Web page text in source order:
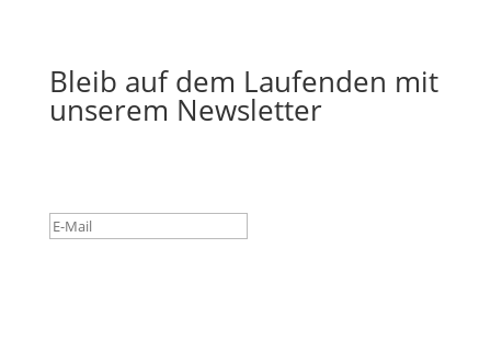
Bleib auf dem Laufenden mit
unserem Newsletter